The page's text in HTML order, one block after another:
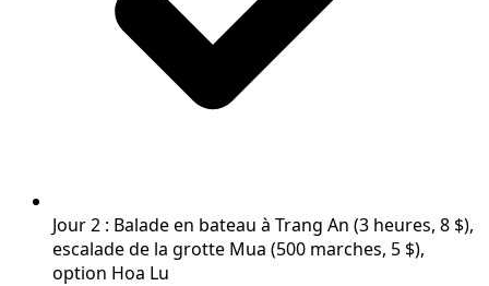
Jour 2 : Balade en bateau à Trang An (3 heures, 8 $),
escalade de la grotte Mua (500 marches, 5 $),
option Hoa Lu